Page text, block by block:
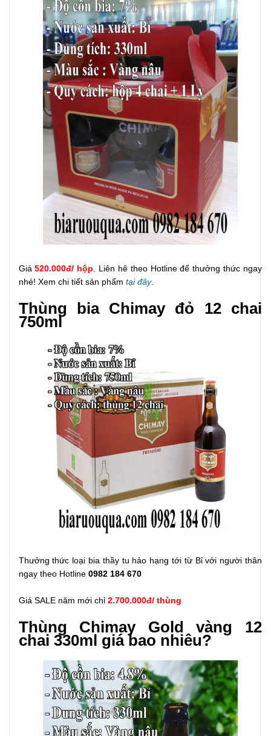
Giá520.000đ/ hộp . Liên hê theo Hotline để thưởng thức ngay
nhé! Xem chi tiết sản phẩm tại đây.
Thùng bia Chimay đỏ 12 chai
750ml
Thưởng thức loại bia thầy tu hảo hạng tới từ Bỉ với người thân
ngay theo Hotline 0982 184 670
Giá SALE năm mới chỉ 2.700.000đ/ thùng
Thùng Chimay Gold vàng 12
chai 330ml giá bao nhiêu?